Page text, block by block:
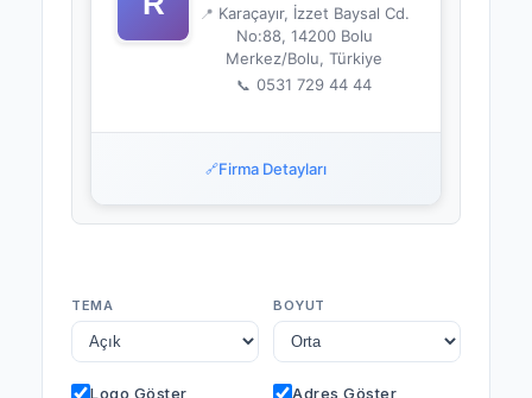
📍 Karaçayır, İzzet Baysal Cd.
No:88, 14200 Bolu
Merkez/Bolu, Türkiye
📞 0531 729 44 44
🔗Firma Detayları
TEMA BOYUT
Logo Göster Adres Göster